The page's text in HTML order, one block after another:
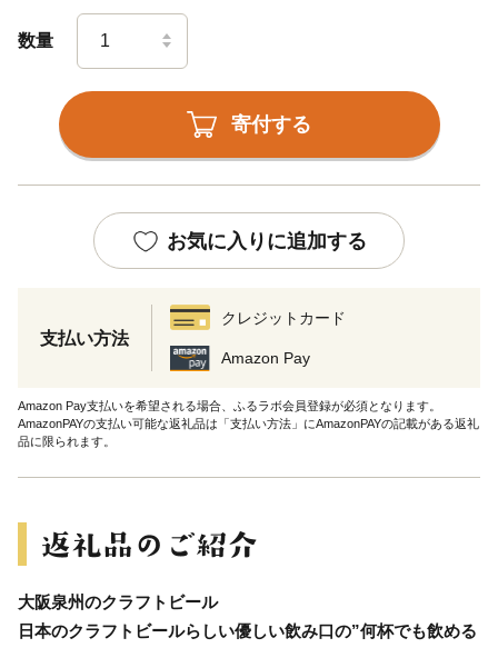
数量
寄付する
お気に入りに追加する
支払い方法
クレジットカード
Amazon Pay
Amazon Pay支払いを希望される場合、ふるラボ会員登録が必須となります。
AmazonPAYの支払い可能な返礼品は「支払い方法」にAmazonPAYの記載がある返礼
品に限られます。
大阪泉州のクラフトビール
日本のクラフトビールらしい優しい飲み口の”何杯でも飲める